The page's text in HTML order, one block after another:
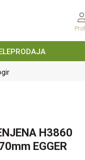
H3860
EGGER